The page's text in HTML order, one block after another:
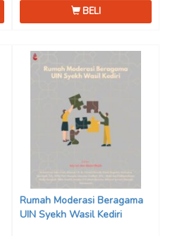
BELI
Rumah Moderasi Beragama
UIN Syekh Wasil Kediri